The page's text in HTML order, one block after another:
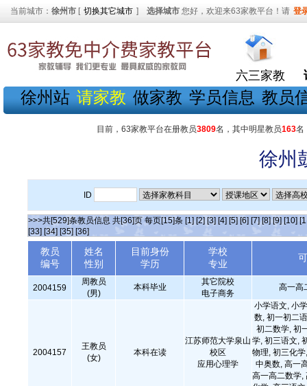
当前城市： 徐州市 [ 切换其它城市 ] 选择城市 您好，欢迎来63家教平台！请 登
六三家教
徐州站 请家教 做家教 学员信息 教员
目前，63家教平台在册教员3809名，其中明星教员163名
徐州
ID
>>>共[529]条教员信息 共[36]页 每页[15]条 [1] [2] [3] [4] [5] [6] [7] [8] [9] [10]
[33] [34] [35] [36]
教员
编号
姓名
性别
目前身份
学历
学校
专业
2004159
周教员
(男)
本科毕业
其它院校
电子商务
高一高
2004157
王教员
(女)
本科在读
江苏师范大学泉山
校区
应用心理学
小学语文, 小
数, 初一初二
初二数学, 初
学, 初三语文,
物理, 初三化
中奥数, 高一
高一高二数学,